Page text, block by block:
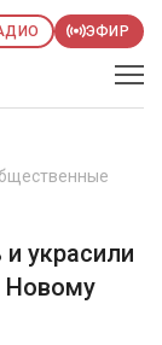
ЭФИР
украсили
Новому